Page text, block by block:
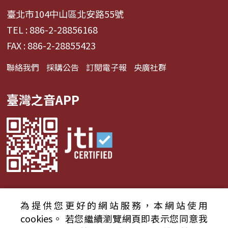
臺北市104中山區北安路55號
TEL : 886-2-28856168
FAX : 886-2-28855423
聯絡我們 採購公告 訂閱電子報 央廣社群
臺灣之音APP
© 2024財團法人中央廣播電臺 版權所有
為提供您更好的網站服務，本網站使用
cookies。 若您繼續瀏覽網頁即表示您同意我